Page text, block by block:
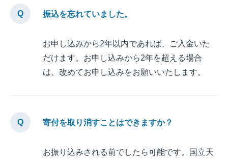
振込を忘れていました。
お申し込みから2年以内であれば、ご入金いた
だけます。お申し込みから2年を超える場合
は、改めてお申し込みをお願いいたします。
寄付を取り消すことはできますか？
お振り込みされる前でしたら可能です。国立天